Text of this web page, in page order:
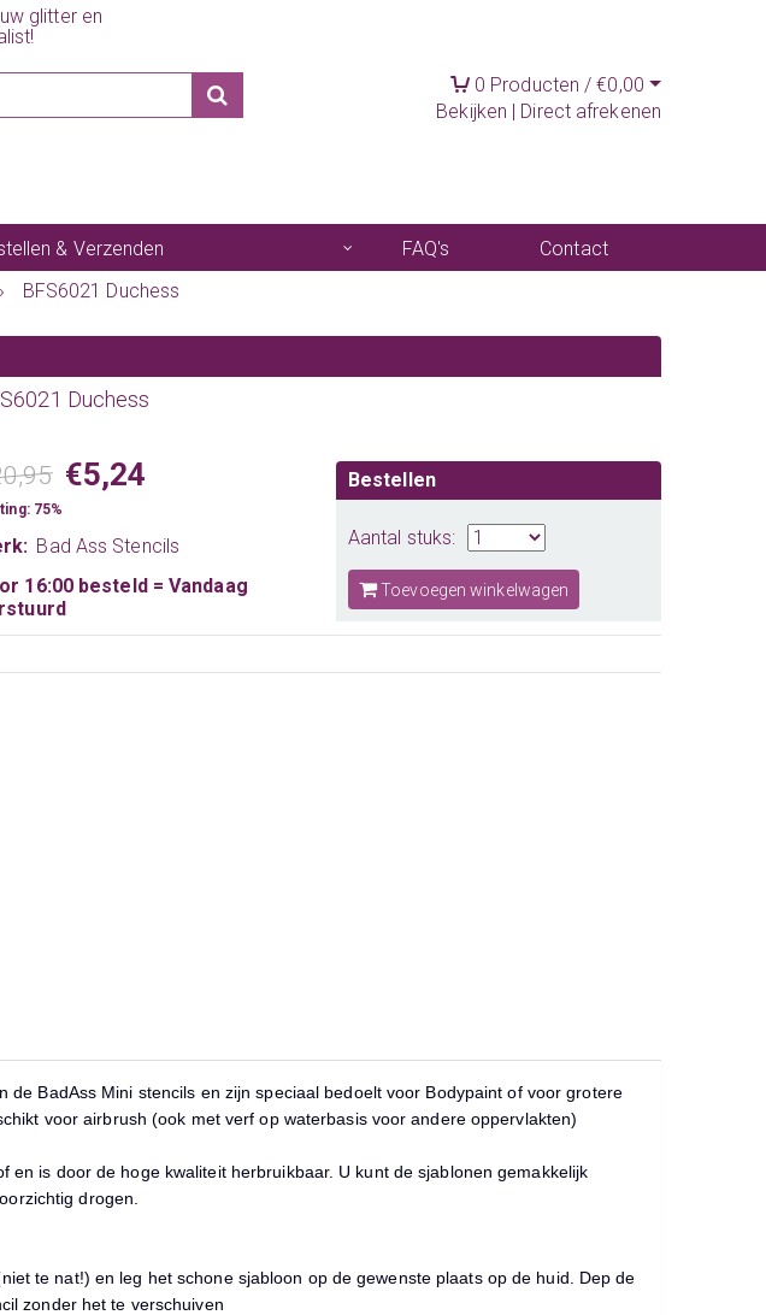
glitter en
0 Producten /€0,00
Bekijken | Direct afrekenen
& Verzenden FAQ's
Contact
› BFS6021 Duchess
Duchess
€5,24
75%
Bad Ass Stencils
16:00 besteld = Vandaag
Bestellen
Aantal stuks:
Toevoegen winkelwagen
de BadAss Mini stencils en zijn speciaal bedoelt voor Bodypaint of voor grotere
voor airbrush (ook met verf op waterbasis voor andere oppervlakten)
en is door de hoge kwaliteit herbruikbaar. U kunt de sjablonen gemakkelijk
drogen.
te nat!) en leg het schone sjabloon op de gewenste plaats op de huid. Dep de
zonder het te verschuiven